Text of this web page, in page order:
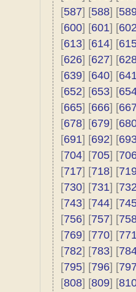
[587] [588] [
[600] [601] [
[613] [614] [
[626] [627] [
[639] [640] [
[652] [653] [
[665] [666] [
[678] [679] [
[691] [692] [
[704] [705] [
[717] [718] [
[730] [731] [
[743] [744] [
[756] [757] [
[769] [770] [
[782] [783] [
[795] [796] [
[808] [809] [